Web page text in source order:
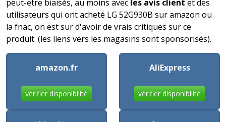
peut-etre biaisés, au moins avec les avis client et des
utilisateurs qui ont acheté LG 52G930B sur amazon ou
la fnac, on est sur d'avoir de vrais critiques sur ce
produit. (les liens vers les magasins sont sponsorisés).
amazon.fr
vérifier disponibilité
AliExpress
vérifier disponibilité